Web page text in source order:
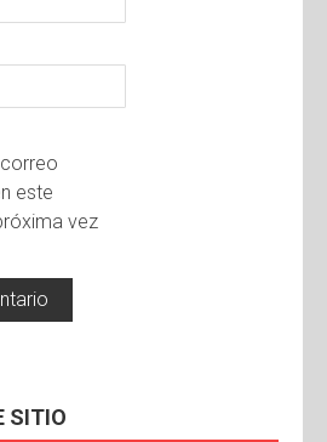
este
vez
SITIO